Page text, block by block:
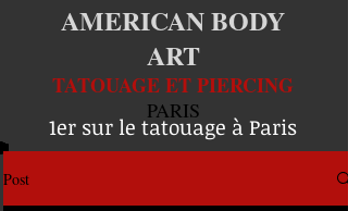
AMERICAN BODY
ART
TATOUAGE ET PIERCING
PARIS
1er sur le tatouage à Paris
Post